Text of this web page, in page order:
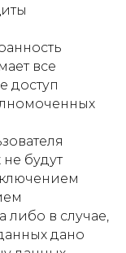
все
доступ
будут
либо в случае,
дано